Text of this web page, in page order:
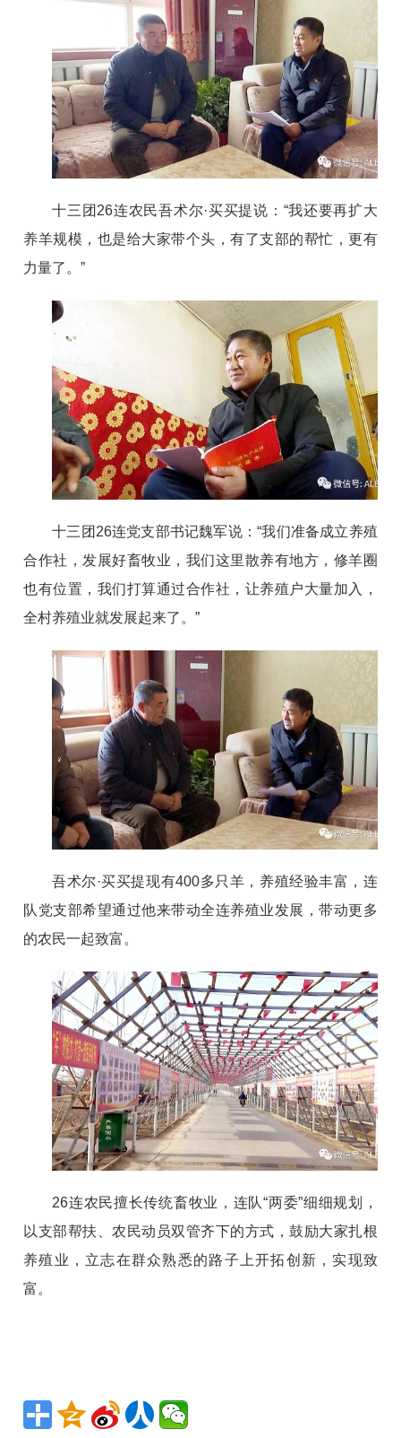
十三团26连农民吾术尔·买买提说：“我还要再扩大
养羊规模，也是给大家带个头，有了支部的帮忙，更有
力量了。”
十三团26连党支部书记魏军说：“我们准备成立养殖
合作社，发展好畜牧业，我们这里散养有地方，修羊圈
也有位置，我们打算通过合作社，让养殖户大量加入，
全村养殖业就发展起来了。”
吾术尔·买买提现有400多只羊，养殖经验丰富，连
队党支部希望通过他来带动全连养殖业发展，带动更多
的农民一起致富。
26连农民擅长传统畜牧业，连队“两委”细细规划，
以支部帮扶、农民动员双管齐下的方式，鼓励大家扎根
养殖业，立志在群众熟悉的路子上开拓创新，实现致
富。